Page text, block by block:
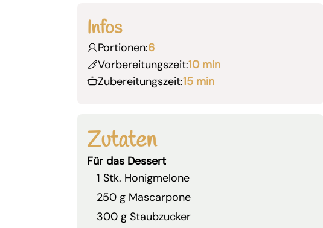
Infos
Portionen:6
Vorbereitungszeit:10 min
Zubereitungszeit:15 min
Zutaten
Für das Dessert
1 Stk. Honigmelone
250 g Mascarpone
300 g Staubzucker